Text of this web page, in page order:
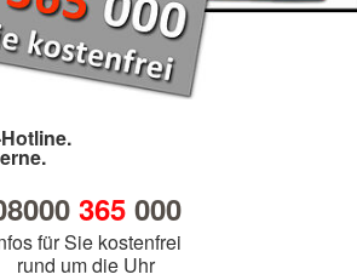
365000
für Sie kostenfrei
rund um die Uhr